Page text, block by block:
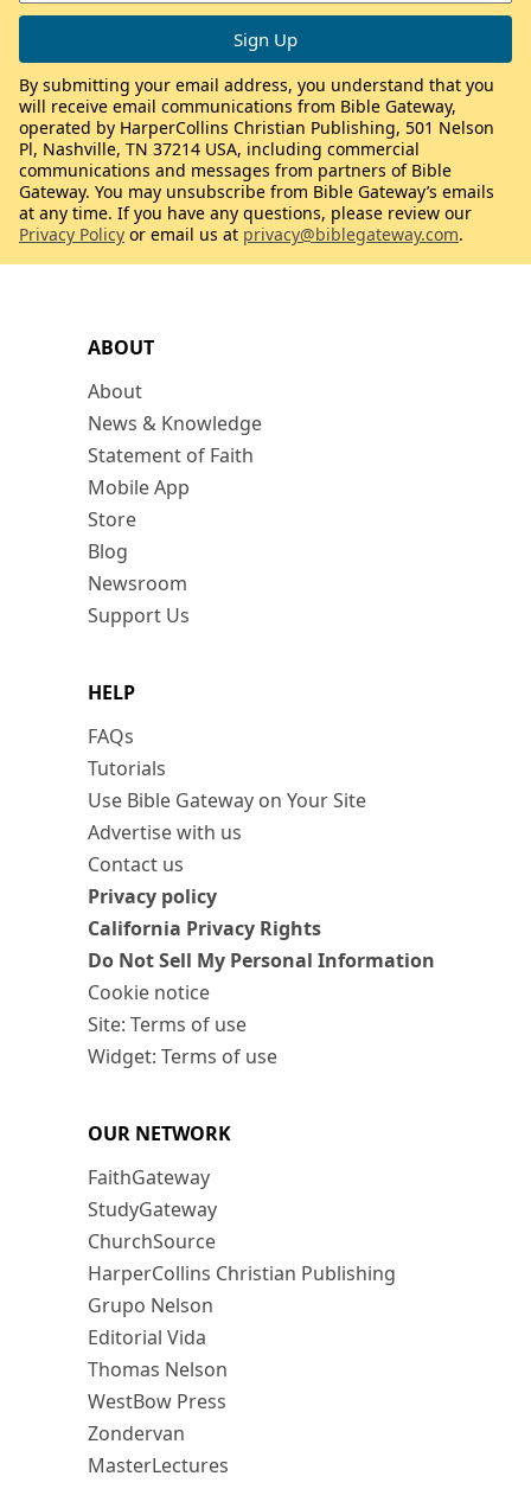
ABOUT
About
News & Knowledge
Statement of Faith
Mobile App
Store
Blog
Newsroom
Support Us
HELP
FAQs
Tutorials
Use Bible Gateway on Your Site
Advertise with us
Contact us
Privacy policy
California Privacy Rights
Do Not Sell My Personal Information
Cookie notice
Site: Terms of use
Widget: Terms of use
OUR NETWORK
FaithGateway
StudyGateway
ChurchSource
HarperCollins Christian Publishing
Grupo Nelson
Editorial Vida
Thomas Nelson
WestBow Press
Zondervan
MasterLectures
By submitting your email address, you understand that you
will receive email communications from Bible Gateway,
operated by HarperCollins Christian Publishing, 501 Nelson
Pl, Nashville, TN 37214 USA, including commercial
communications and messages from partners of Bible
Gateway. You may unsubscribe from Bible Gateway’s emails
at any time. If you have any questions, please review our
Privacy Policy or email us at privacy@biblegateway.com.